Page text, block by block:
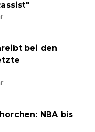
bei den
NBA bis